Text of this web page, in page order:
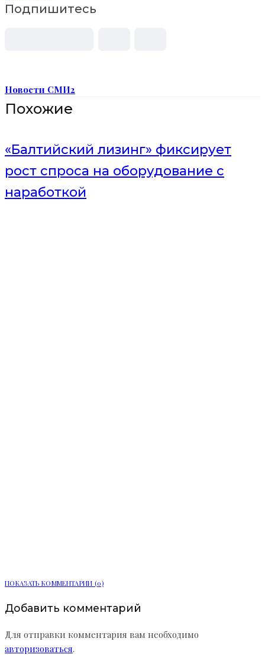
Подпишитесь
Новости СМИ2
Похожие
«Балтийский лизинг» фиксирует
рост спроса на оборудование с
наработкой
ПОКАЗАТЬ КОММЕНТАРИИ (0)
Добавить комментарий
Для отправки комментария вам необходимо
авторизоваться.